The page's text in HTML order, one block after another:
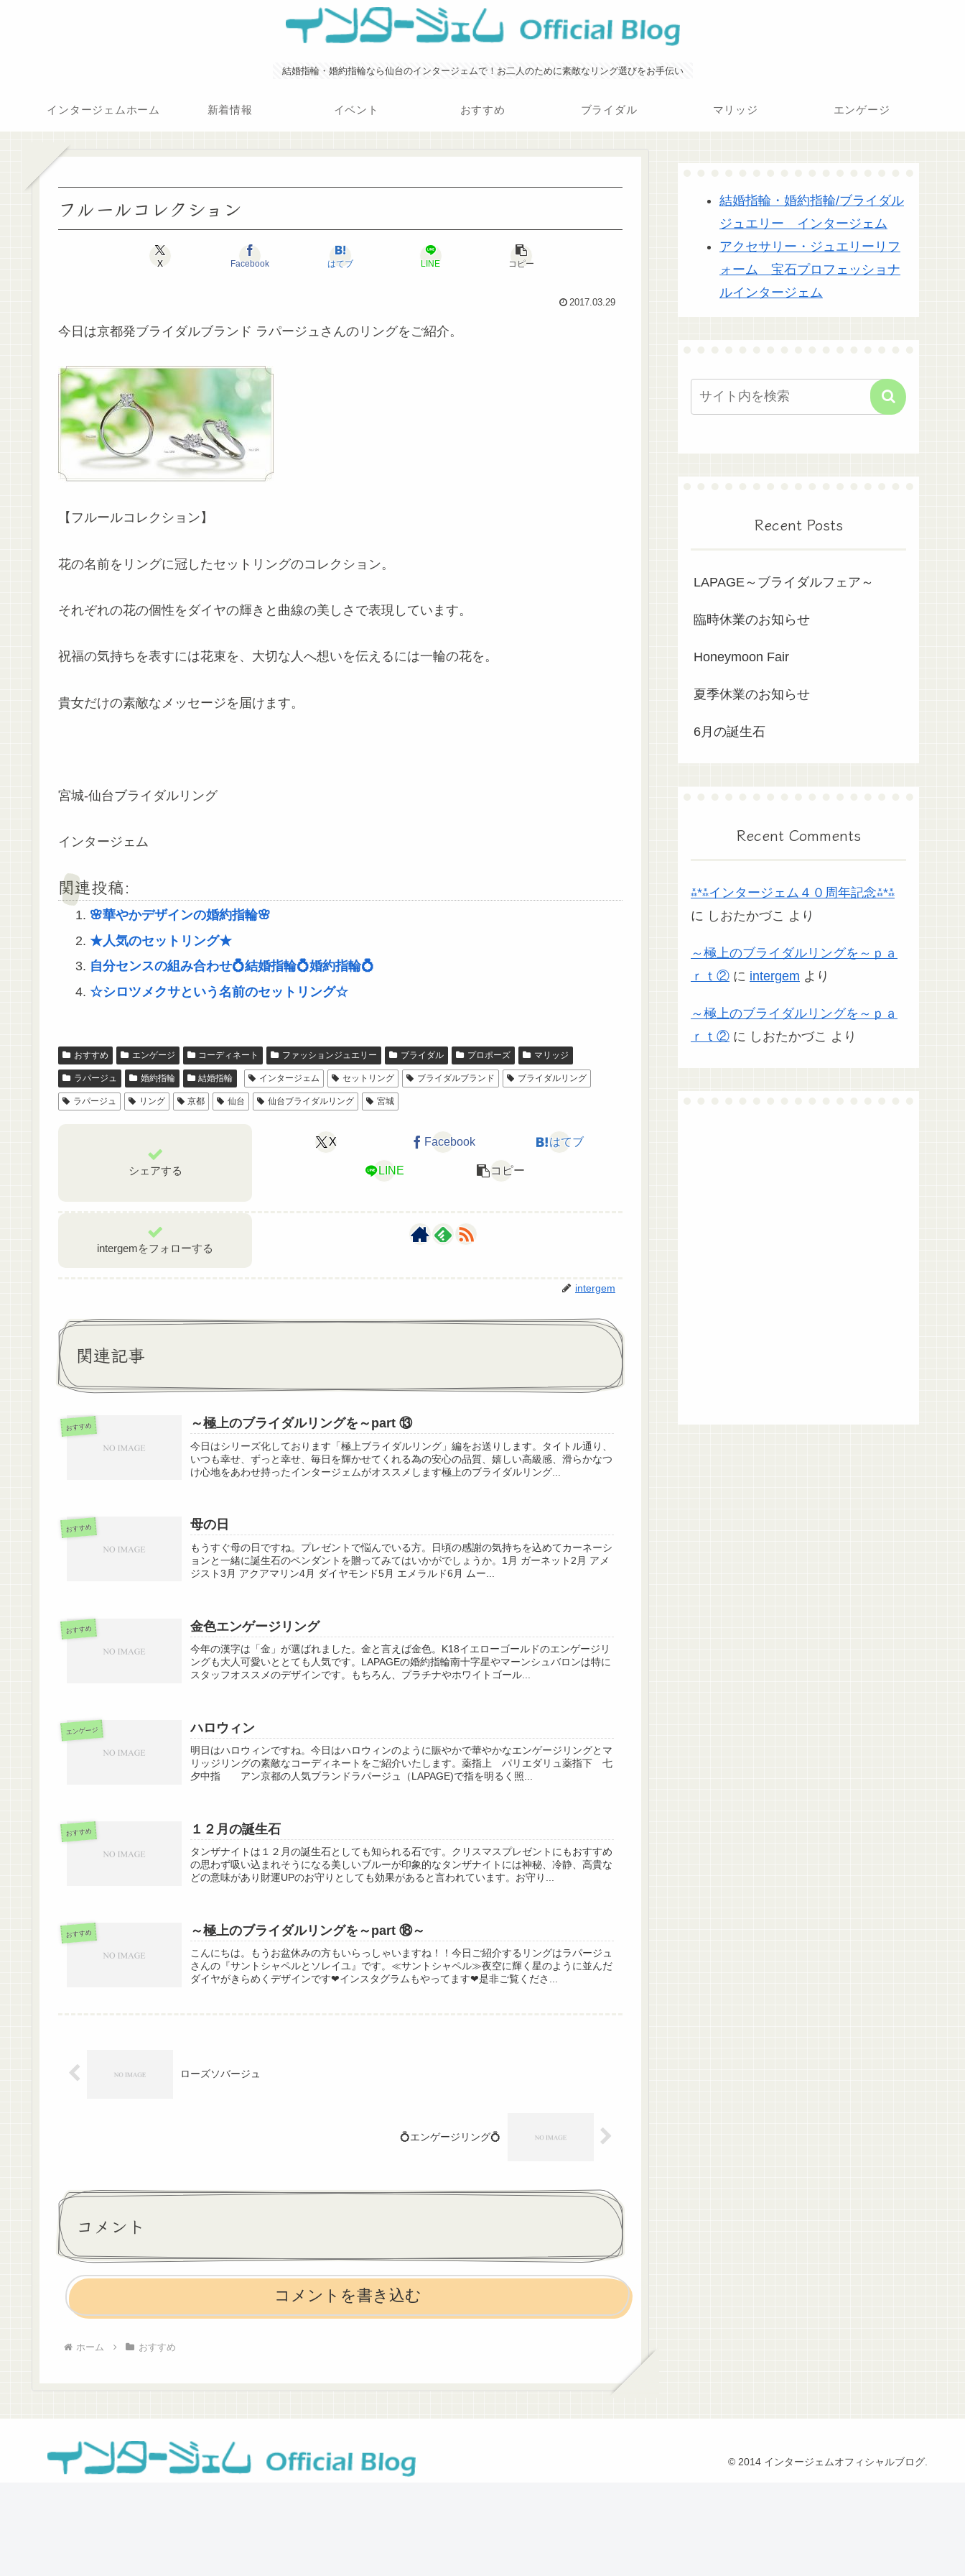
結婚指輪・婚約指輪なら仙台のインタージェムで！お二人のために素敵なリング選びをお手伝い
インタージェムホーム 新着情報 イベント おすすめ ブライダル マリッジ エンゲージ
フルールコレクション
X Facebook はてブ LINE コピー
2017.03.29
今日は京都発ブライダルブランド ラパージュさんのリングをご紹介。
【フルールコレクション】
花の名前をリングに冠したセットリングのコレクション。
それぞれの花の個性をダイヤの輝きと曲線の美しさで表現しています。
祝福の気持ちを表すには花束を、大切な人へ想いを伝えるには一輪の花を。
貴女だけの素敵なメッセージを届けます。
宮城-仙台ブライダルリング
インタージェム
関連投稿:
🌸華やかデザインの婚約指輪🌸
★人気のセットリング★
自分センスの組み合わせ💍結婚指輪💍婚約指輪💍
☆シロツメクサという名前のセットリング☆
おすすめ エンゲージ コーディネート ファッションジュエリー ブライダル プロポーズ マリッジ
ラパージュ 婚約指輪 結婚指輪 インタージェム セットリング ブライダルブランド ブライダルリング
ラパージュ リング 京都 仙台 仙台ブライダルリング 宮城
シェアする
X Facebook はてブ
LINE コピー
intergemをフォローする
intergem
関連記事
おすすめ ～極上のブライダルリングを～part ⑬
今日はシリーズ化しております「極上ブライダルリング」編をお送りします。タイトル通り、
いつも幸せ、ずっと幸せ、毎日を輝かせてくれる為の安心の品質、嬉しい高級感、滑らかなつ
け心地をあわせ持ったインタージェムがオススメします極上のブライダルリング...
おすすめ 母の日
もうすぐ母の日ですね。プレゼントで悩んでいる方。日頃の感謝の気持ちを込めてカーネーシ
ョンと一緒に誕生石のペンダントを贈ってみてはいかがでしょうか。1月 ガーネット2月 アメ
ジスト3月 アクアマリン4月 ダイヤモンド5月 エメラルド6月 ムー...
おすすめ 金色エンゲージリング
今年の漢字は「金」が選ばれました。金と言えば金色。K18イエローゴールドのエンゲージリ
ングも大人可愛いととても人気です。LAPAGEの婚約指輪南十字星やマーンシュバロンは特に
スタッフオススメのデザインです。もちろん、プラチナやホワイトゴール...
エンゲージ ハロウィン
明日はハロウィンですね。今日はハロウィンのように賑やかで華やかなエンゲージリングとマ
リッジリングの素敵なコーディネートをご紹介いたします。薬指上 パリエダリュ薬指下 七
夕中指 アン京都の人気ブランドラパージュ（LAPAGE)で指を明るく照...
おすすめ １２月の誕生石
タンザナイトは１２月の誕生石としても知られる石です。クリスマスプレゼントにもおすすめ
の思わず吸い込まれそうになる美しいブルーが印象的なタンザナイトには神秘、冷静、高貴な
どの意味があり財運UPのお守りとしても効果があると言われています。お守り...
おすすめ ～極上のブライダルリングを～part ⑱～
こんにちは。もうお盆休みの方もいらっしゃいますね！！今日ご紹介するリングはラパージュ
さんの『サントシャペルとソレイユ』です。≪サントシャペル≫夜空に輝く星のように並んだ
ダイヤがきらめくデザインです❤インスタグラムもやってます❤是非ご覧くださ...
ローズソバージュ
💍エンゲージリング💍
コメント
コメントを書き込む
ホーム おすすめ
結婚指輪・婚約指輪/ブライダル
ジュエリー インタージェム
アクセサリー・ジュエリーリフ
ォーム 宝石プロフェッショナ
ルインタージェム
Recent Posts
LAPAGE～ブライダルフェア～
臨時休業のお知らせ
Honeymoon Fair
夏季休業のお知らせ
6月の誕生石
Recent Comments
⁂*⁂インタージェム４０周年記念⁂*⁂
に しおたかづこ より
～極上のブライダルリングを～ｐａ
ｒｔ② に intergem より
～極上のブライダルリングを～ｐａ
ｒｔ② に しおたかづこ より
© 2014 インタージェムオフィシャルブログ.